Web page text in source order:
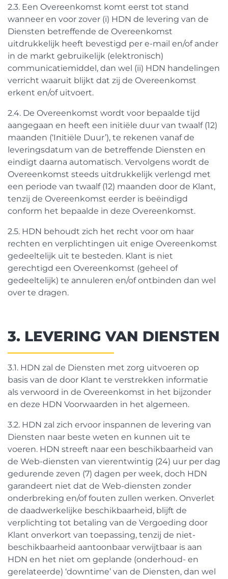
2.3. Een Overeenkomst komt eerst tot stand
wanneer en voor zover (i) HDN de levering van de
Diensten betreffende de Overeenkomst
uitdrukkelijk heeft bevestigd per e-mail en/of ander
in de markt gebruikelijk (elektronisch)
communicatiemiddel, dan wel (ii) HDN handelingen
verricht waaruit blijkt dat zij de Overeenkomst
erkent en/of uitvoert.
2.4. De Overeenkomst wordt voor bepaalde tijd
aangegaan en heeft een initiële duur van twaalf (12)
maanden (‘Initiële Duur’), te rekenen vanaf de
leveringsdatum van de betreffende Diensten en
eindigt daarna automatisch. Vervolgens wordt de
Overeenkomst steeds uitdrukkelijk verlengd met
een periode van twaalf (12) maanden door de Klant,
tenzij de Overeenkomst eerder is beëindigd
conform het bepaalde in deze Overeenkomst.
2.5. HDN behoudt zich het recht voor om haar
rechten en verplichtingen uit enige Overeenkomst
gedeeltelijk uit te besteden. Klant is niet
gerechtigd een Overeenkomst (geheel of
gedeeltelijk) te annuleren en/of ontbinden dan wel
over te dragen.
3. LEVERING VAN DIENSTEN
3.1. HDN zal de Diensten met zorg uitvoeren op
basis van de door Klant te verstrekken informatie
als verwoord in de Overeenkomst in het bijzonder
en deze HDN Voorwaarden in het algemeen.
3.2. HDN zal zich ervoor inspannen de levering van
Diensten naar beste weten en kunnen uit te
voeren. HDN streeft naar een beschikbaarheid van
de Web-diensten van vierentwintig (24) uur per dag
gedurende zeven (7) dagen per week, doch HDN
garandeert niet dat de Web-diensten zonder
onderbreking en/of fouten zullen werken. Onverlet
de daadwerkelijke beschikbaarheid, blijft de
verplichting tot betaling van de Vergoeding door
Klant onverkort van toepassing, tenzij de niet-
beschikbaarheid aantoonbaar verwijtbaar is aan
HDN en het niet om geplande (onderhoud- en
gerelateerde) ‘downtime’ van de Diensten, dan wel